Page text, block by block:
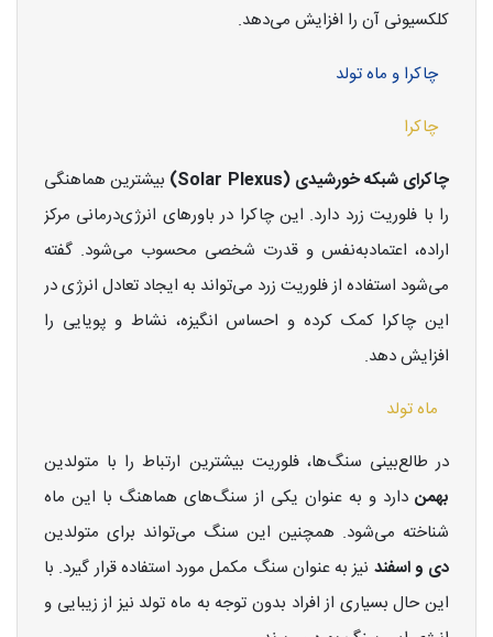
کلکسیونی آن را افزایش می‌دهد.
چاکرا و ماه تولد
چاکرا
چاکرای شبکه خورشیدی (Solar Plexus)
بیشترین هماهنگی
را با فلوریت زرد دارد. این چاکرا در باورهای انرژی‌درمانی مرکز
اراده، اعتمادبه‌نفس و قدرت شخصی محسوب می‌شود. گفته
می‌شود استفاده از فلوریت زرد می‌تواند به ایجاد تعادل انرژی در
این چاکرا کمک کرده و احساس انگیزه، نشاط و پویایی را
افزایش دهد.
ماه تولد
در طالع‌بینی سنگ‌ها، فلوریت بیشترین ارتباط را با متولدین
بهمن دارد و به عنوان یکی از سنگ‌های هماهنگ با این ماه
شناخته می‌شود. همچنین این سنگ می‌تواند برای متولدین
دی و اسفند نیز به عنوان سنگ مکمل مورد استفاده قرار گیرد. با
این حال بسیاری از افراد بدون توجه به ماه تولد نیز از زیبایی و